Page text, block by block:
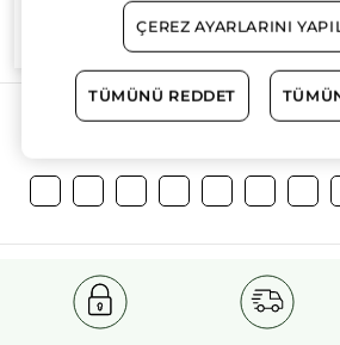
%100
aktifler
tarım
Daha Fazlasını
ÇEREZ AYARLARINI
TÜMÜNÜ REDDET